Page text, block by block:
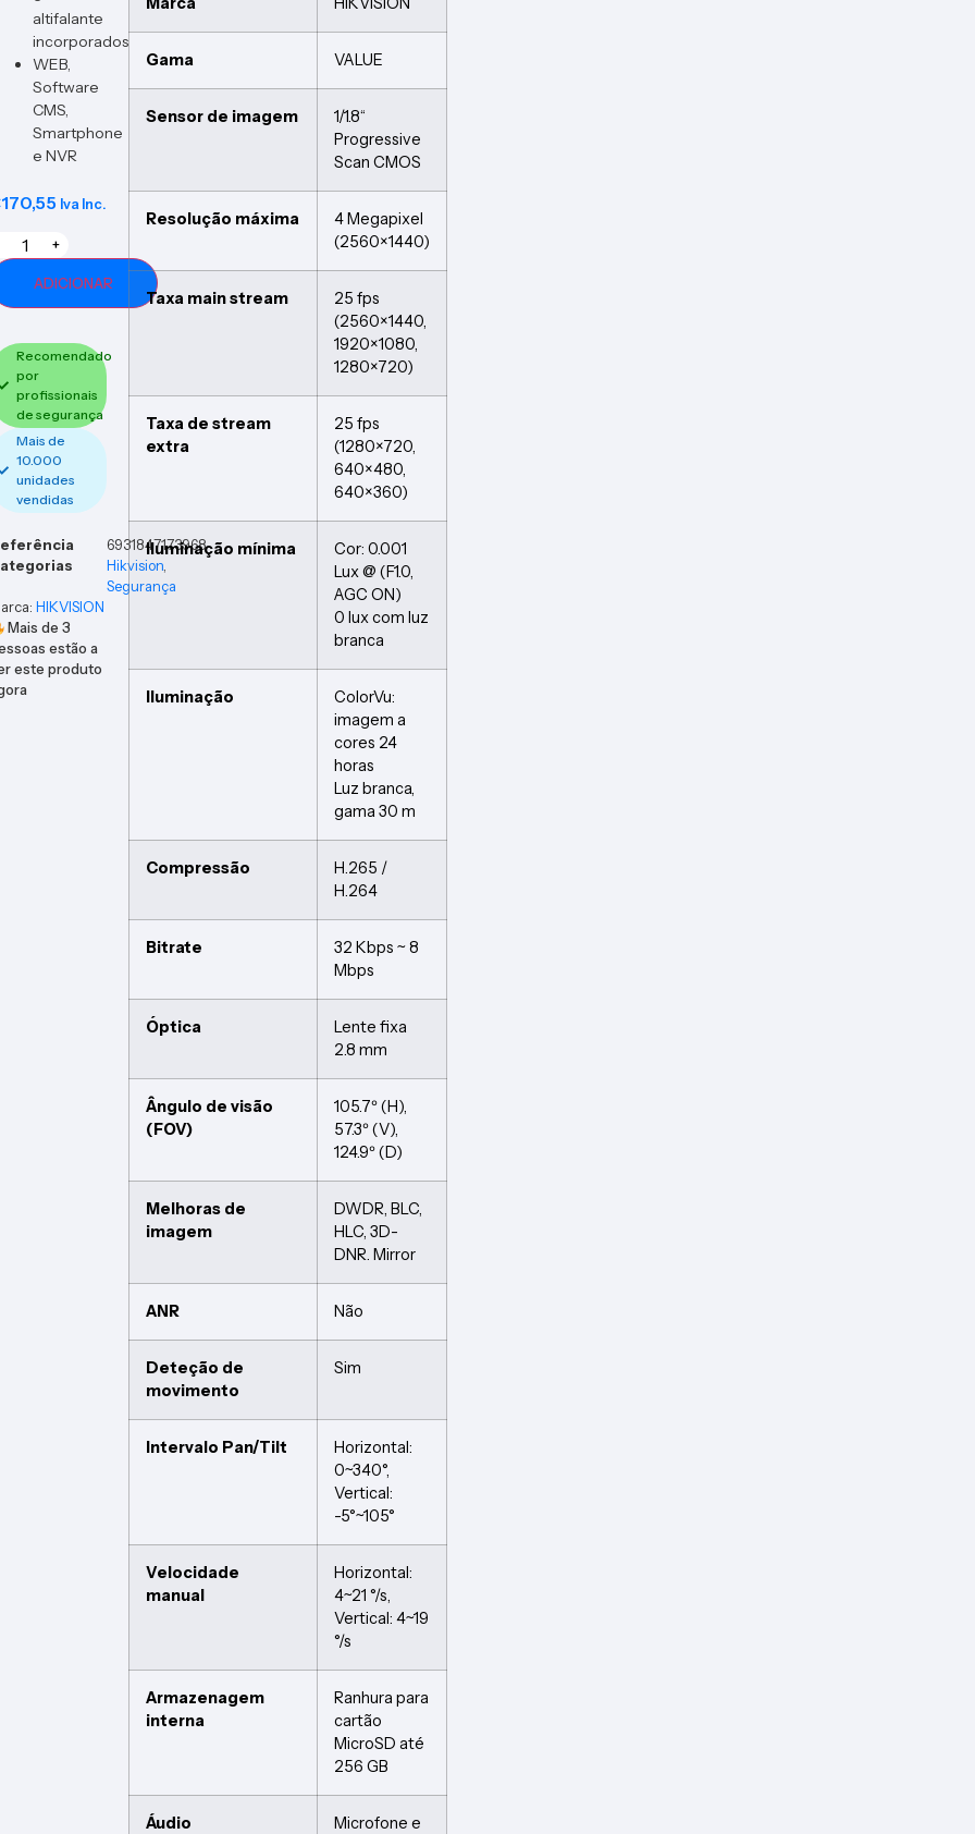
altifalante
incorporados
WEB,
Software
CMS,
Smartphone
e NVR
170,55 Iva Inc.
+
ADICIONAR
Recomendado
por
profissionais
de segurança
Mais de
10.000
unidades
vendidas
6931847173968
Hikvision,
Segurança
HIKVISION
Mais de3
estão a
este produto
Gama VALUE
Sensor de imagem
1/1.8“
Progressive
Scan CMOS
Resolução máxima
4 Megapixel
(2560×1440)
Taxa main stream
25 fps
(2560×1440,
1920×1080,
1280×720)
Taxa de stream
extra
25 fps
(1280×720,
640×480,
640×360)
Iluminação mínima
Cor: 0.001
Lux @ (F1.0,
AGC ON)
0 lux com luz
branca
Iluminação
ColorVu:
imagem a
cores 24
horas
Luz branca,
gama 30 m
Compressão
H.265 /
H.264
Bitrate
32 Kbps ~ 8
Mbps
Óptica
Lente fixa
2.8 mm
Ângulo de visão
(FOV)
105.7º (H),
57.3º (V),
124.9º (D)
Melhoras de
imagem
DWDR, BLC,
HLC, 3D-
DNR. Mirror
ANR Não
Deteção de
movimento
Sim
Intervalo Pan/Tilt
Horizontal:
0~340°,
Vertical:
-5°~105°
Velocidade
manual
Horizontal:
4~21 °/s,
Vertical: 4~19
°/s
Armazenagem
interna
Ranhura para
cartão
MicroSD até
256 GB
Áudio
Microfone e